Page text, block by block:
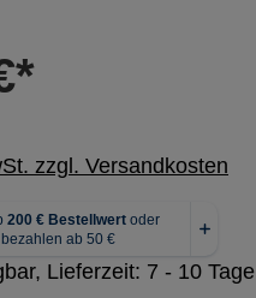
zzgl. Versandkosten
Lieferzeit: 7 - 10 Tage